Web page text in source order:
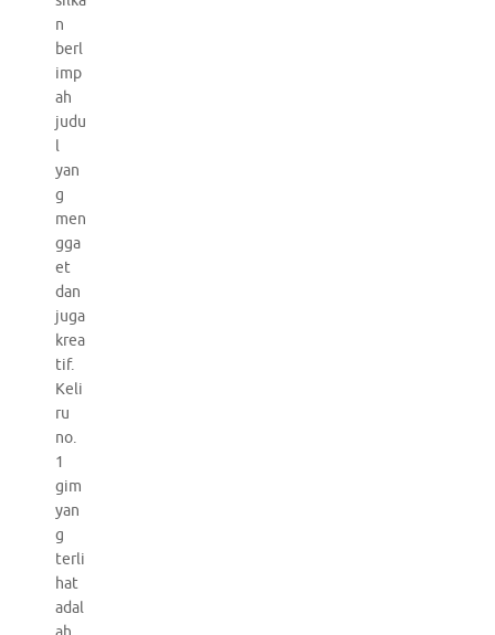
n
berl
imp
ah
judu
l
yan
g
men
gga
et
dan
juga
krea
tif.
Keli
ru
no.
1
gim
yan
g
terli
hat
adal